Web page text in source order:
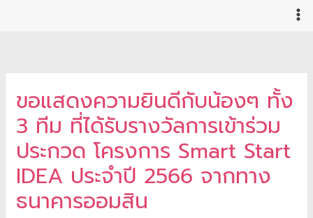
ขอแสดงความยินดีกับน้องๆ ทั้ง
3 ทีม ที่ได้รับรางวัลการเข้าร่วม
ประกวด โครงการ Smart Start
IDEA ประจำปี 2566 จากทาง
ธนาคารออมสิน